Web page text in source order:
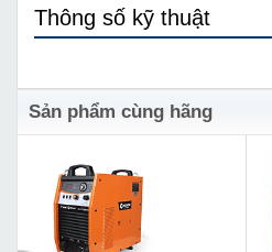
Thông số kỹ thuật
Sản phẩm cùng hãng